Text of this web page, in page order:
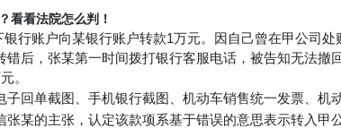
看看法院怎么判！
行账户向某银行账户转款1万元。因自己曾在甲公司
后，张某第一时间拨打银行客服电话，被告知无法
。
回单截图、手机银行截图、机动车销售统一发票、
某的主张，认定该款项系基于错误的意思表示转入